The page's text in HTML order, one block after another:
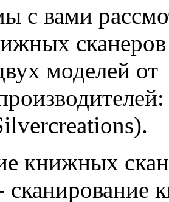
с вами
моделей от
книжных
сканирование